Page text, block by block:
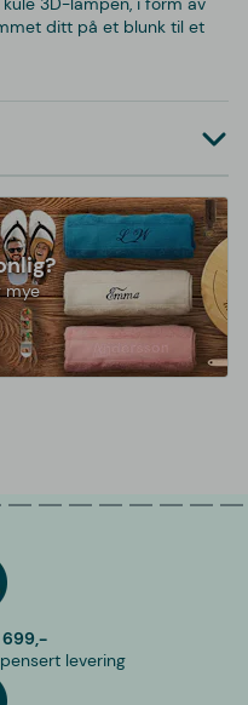
ditt på et blunk til et
mye
699,-
levering